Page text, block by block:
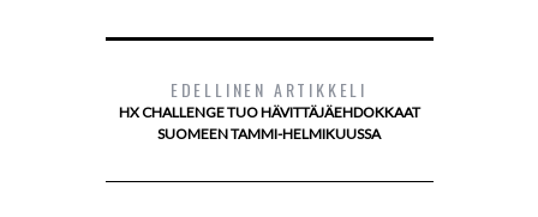
EDELLINEN ARTIKKELI
HX CHALLENGE TUO HÄVITTÄJÄEHDOKKAAT
SUOMEEN TAMMI-HELMIKUUSSA